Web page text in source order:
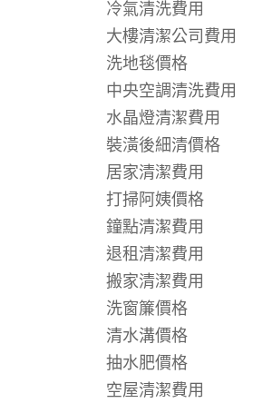
冷氣清洗費用
大樓清潔公司費用
洗地毯價格
中央空調清洗費用
水晶燈清潔費用
裝潢後細清價格
居家清潔費用
打掃阿姨價格
鐘點清潔費用
退租清潔費用
搬家清潔費用
洗窗簾價格
清水溝價格
抽水肥價格
空屋清潔費用